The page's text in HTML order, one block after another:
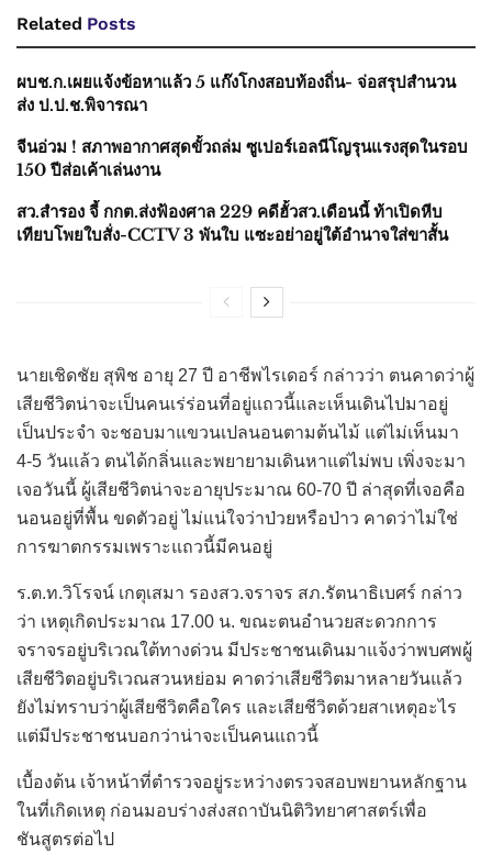
Related Posts
ผบช.ก.เผยแจ้งข้อหาแล้ว 5 แก๊งโกงสอบท้องถิ่น- จ่อสรุปสำนวน
ส่ง ป.ป.ช.พิจารณา
จีนอ่วม ! สภาพอากาศสุดขั้วถล่ม ซูเปอร์เอลนีโญรุนแรงสุดในรอบ
150 ปีส่อเค้าเล่นงาน
สว.สำรอง จี้ กกต.ส่งฟ้องศาล 229 คดีฮั้วสว.เดือนนี้ ท้าเปิดหีบ
เทียบโพยใบสั่ง-CCTV 3 พันใบ แซะอย่าอยู่ใต้อำนาจใส่ขาสั้น
นายเชิดชัย สุพิช อายุ 27 ปี อาชีพไรเดอร์ กล่าวว่า ตนคาดว่าผู้
เสียชีวิตน่าจะเป็นคนเร่ร่อนที่อยู่แถวนี้และเห็นเดินไปมาอยู่
เป็นประจำ จะชอบมาแขวนเปลนอนตามต้นไม้ แต่ไม่เห็นมา
4-5 วันแล้ว ตนได้กลิ่นและพยายามเดินหาแต่ไม่พบ เพิ่งจะมา
เจอวันนี้ ผู้เสียชีวิตน่าจะอายุประมาณ 60-70 ปี ล่าสุดที่เจอคือ
นอนอยู่ที่พื้น ขดตัวอยู่ ไม่แน่ใจว่าป่วยหรือป่าว คาดว่าไม่ใช่
การฆาตกรรมเพราะแถวนี้มีคนอยู่
ร.ต.ท.วิโรจน์ เกตุเสมา รองสว.จราจร สภ.รัตนาธิเบศร์ กล่าว
ว่า เหตุเกิดประมาณ 17.00 น. ขณะตนอำนวยสะดวกการ
จราจรอยู่บริเวณใต้ทางด่วน มีประชาชนเดินมาแจ้งว่าพบศพผู้
เสียชีวิตอยู่บริเวณสวนหย่อม คาดว่าเสียชีวิตมาหลายวันแล้ว
ยังไม่ทราบว่าผู้เสียชีวิตคือใคร และเสียชีวิตด้วยสาเหตุอะไร
แต่มีประชาชนบอกว่าน่าจะเป็นคนแถวนี้
เบื้องต้น เจ้าหน้าที่ตำรวจอยู่ระหว่างตรวจสอบพยานหลักฐาน
ในที่เกิดเหตุ ก่อนมอบร่างส่งสถาบันนิติวิทยาศาสตร์เพื่อ
ชันสูตรต่อไป